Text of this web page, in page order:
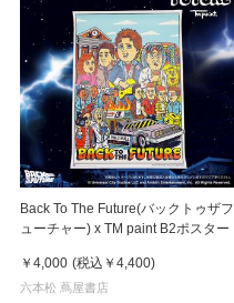
Back To The Future(バックトゥザフ
ューチャー) x TM paint B2ポスター
￥4,000 (税込 ￥4,400)
六本松 蔦屋書店